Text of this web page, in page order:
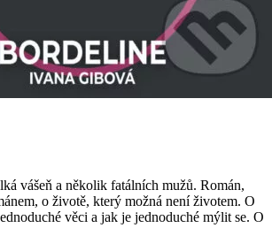
vášeň a několik fatálních mužů. Román,
o životě, který možná není životem. O
věci a jak je jednoduché mýlit se. O